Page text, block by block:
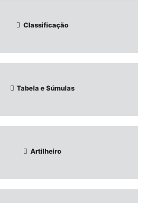
Classificação
Tabela e Súmulas
Artilheiro